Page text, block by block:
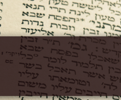
https://
גמרא להלכה